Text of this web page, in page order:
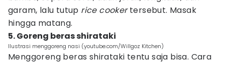
garam, lalu tutup rice cookertersebut. Masak
hingga matang.
5. Goreng beras shirataki
Ilustrasi menggoreng nasi (youtube.com/Willgoz Kitchen)
Menggoreng beras shirataki tentu saja bisa. Cara